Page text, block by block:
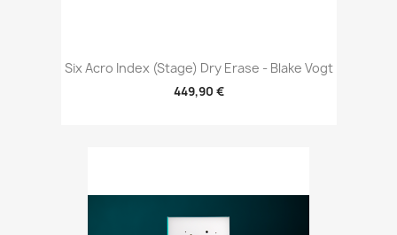
Six Acro Index (Stage) Dry Erase - Blake Vogt
449,90 €